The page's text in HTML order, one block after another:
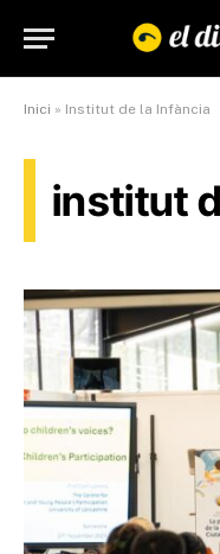
Inici » Institut de la Infància
institut